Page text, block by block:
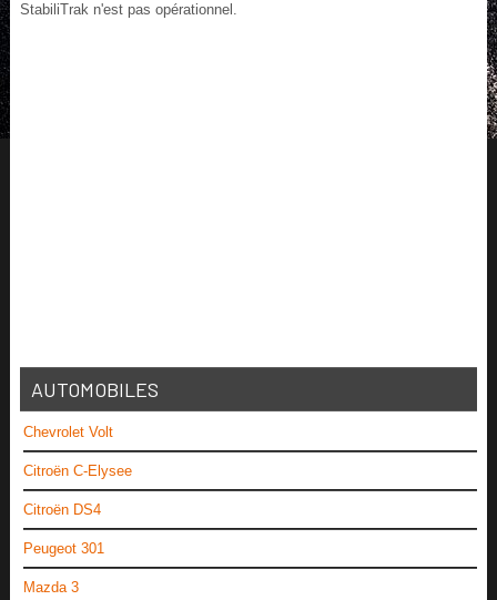
StabiliTrak n'est pas opérationnel.
AUTOMOBILES
Chevrolet Volt
Citroën C-Elysee
Citroën DS4
Peugeot 301
Mazda 3